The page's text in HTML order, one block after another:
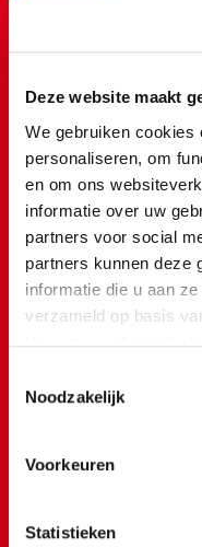
Deze website maakt
We gebruiken cookies
personaliseren, om
en om ons
informatie over uw
partners voor social
partners kunnen deze
informatie die u aan
verzameld op basis
We werken samen met
Noodzakelijk
Voorkeuren
Statistieken